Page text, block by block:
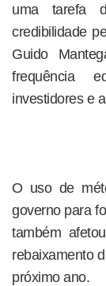
uma tarefa
credibilidade
Guido
frequência
investidores e
O uso de
governo para
também
rebaixamento
próximo ano.